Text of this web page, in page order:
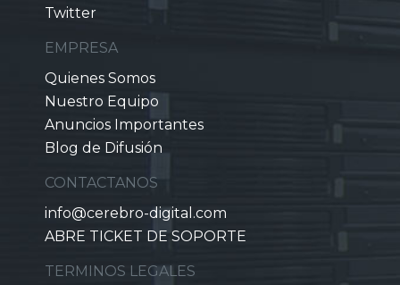
Twitter
EMPRESA
Quienes Somos
Nuestro Equipo
Anuncios Importantes
Blog de Difusión
CONTACTANOS
info@cerebro-digital.com
ABRE TICKET DE SOPORTE
TERMINOS LEGALES